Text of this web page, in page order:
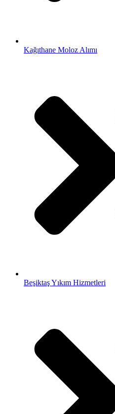
Kağıthane Moloz Alımı
Beşiktaş Yıkım Hizmetleri